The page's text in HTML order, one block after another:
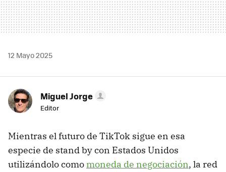
12 Mayo 2025
Miguel Jorge
Editor
Mientras el futuro de TikTok sigue en esa
especie de stand by con Estados Unidos
utilizándolo como moneda de negociación, la red